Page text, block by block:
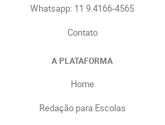
Whatsapp: 11 9.4166-4565
Contato
A PLATAFORMA
Home
Redação para Escolas